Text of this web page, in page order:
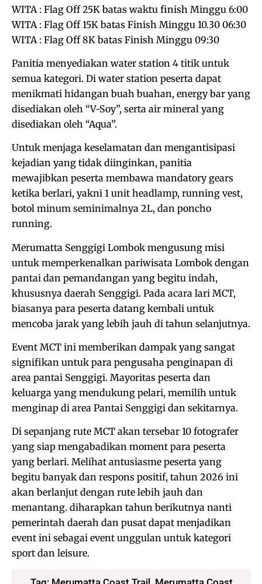
WITA : Flag Off 25K batas waktu finish Minggu 6:00
WITA : Flag Off 15K batas Finish Minggu 10.30 06:30
WITA : Flag Off 8K batas Finish Minggu 09:30
Panitia menyediakan water station 4 titik untuk
semua kategori. Di water station peserta dapat
menikmati hidangan buah buahan, energy bar yang
disediakan oleh “V-Soy”, serta air mineral yang
disediakan oleh “Aqua”.
Untuk menjaga keselamatan dan mengantisipasi
kejadian yang tidak diinginkan, panitia
mewajibkan peserta membawa mandatory gears
ketika berlari, yakni 1 unit headlamp, running vest,
botol minum seminimalnya 2L, dan poncho
running.
Merumatta Senggigi Lombok mengusung misi
untuk memperkenalkan pariwisata Lombok dengan
pantai dan pemandangan yang begitu indah,
khususnya daerah Senggigi. Pada acara lari MCT,
biasanya para peserta datang kembali untuk
mencoba jarak yang lebih jauh di tahun selanjutnya.
Event MCT ini memberikan dampak yang sangat
signifikan untuk para pengusaha penginapan di
area pantai Senggigi. Mayoritas peserta dan
keluarga yang mendukung pelari, memilih untuk
menginap di area Pantai Senggigi dan sekitarnya.
Di sepanjang rute MCT akan tersebar 10 fotografer
yang siap mengabadikan moment para peserta
yang berlari. Melihat antusiasme peserta yang
begitu banyak dan respons positif, tahun 2026 ini
akan berlanjut dengan rute lebih jauh dan
menantang. diharapkan tahun berikutnya nanti
pemerintah daerah dan pusat dapat menjadikan
event ini sebagai event unggulan untuk kategori
sport dan leisure.